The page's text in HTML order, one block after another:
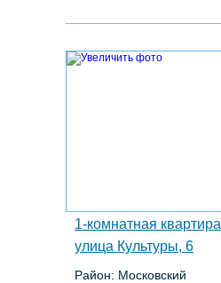
1-комнатная квартира
улица Культуры, 6
Район: Московский